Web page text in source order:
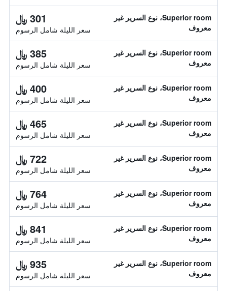
Superior room، نوع السرير غير
معروف
301 ﷼
سعر الليلة شامل الرسوم
Superior room، نوع السرير غير
معروف
385 ﷼
سعر الليلة شامل الرسوم
Superior room، نوع السرير غير
معروف
400 ﷼
سعر الليلة شامل الرسوم
Superior room، نوع السرير غير
معروف
465 ﷼
سعر الليلة شامل الرسوم
Superior room، نوع السرير غير
معروف
722 ﷼
سعر الليلة شامل الرسوم
Superior room، نوع السرير غير
معروف
764 ﷼
سعر الليلة شامل الرسوم
Superior room، نوع السرير غير
معروف
841 ﷼
سعر الليلة شامل الرسوم
Superior room، نوع السرير غير
معروف
935 ﷼
سعر الليلة شامل الرسوم